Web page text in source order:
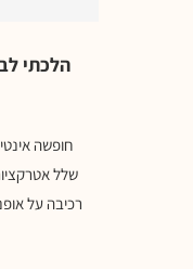
הלכתי
חופשה
שלל
רכיבה על